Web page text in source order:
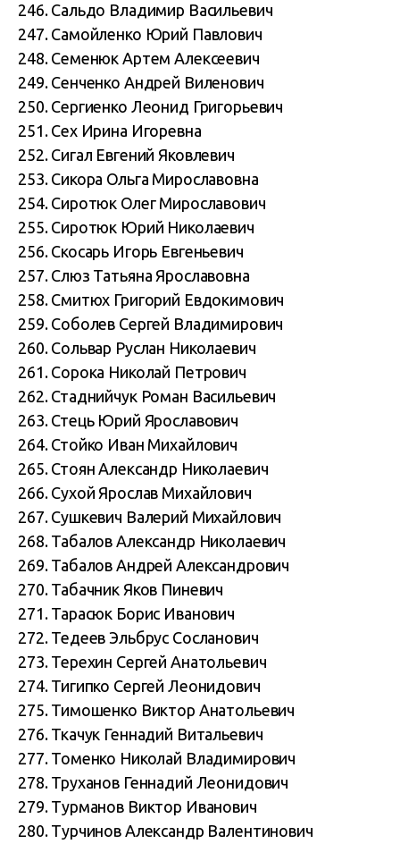
246. Сальдо Владимир Васильевич
247. Самойленко Юрий Павлович
248. Семенюк Артем Алексеевич
249. Сенченко Андрей Виленович
250. Сергиенко Леонид Григорьевич
251. Сех Ирина Игоревна
252. Сигал Евгений Яковлевич
253. Сикора Ольга Мирославовна
254. Сиротюк Олег Мирославович
255. Сиротюк Юрий Николаевич
256. Скосарь Игорь Евгеньевич
257. Слюз Татьяна Ярославовна
258. Смитюх Григорий Евдокимович
259. Соболев Сергей Владимирович
260. Сольвар Руслан Николаевич
261. Сорока Николай Петрович
262. Стаднийчук Роман Васильевич
263. Стець Юрий Ярославович
264. Стойко Иван Михайлович
265. Стоян Александр Николаевич
266. Сухой Ярослав Михайлович
267. Сушкевич Валерий Михайлович
268. Табалов Александр Николаевич
269. Табалов Андрей Александрович
270. Табачник Яков Пиневич
271. Тарасюк Борис Иванович
272. Тедеев Эльбрус Сосланович
273. Терехин Сергей Анатольевич
274. Тигипко Сергей Леонидович
275. Тимошенко Виктор Анатольевич
276. Ткачук Геннадий Витальевич
277. Томенко Николай Владимирович
278. Труханов Геннадий Леонидович
279. Турманов Виктор Иванович
280. Турчинов Александр Валентинович